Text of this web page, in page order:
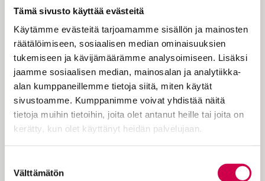
Tämä sivusto käyttää evästeitä
Käytämme evästeitä tarjoamamme sisällön ja mainosten
räätälöimiseen, sosiaalisen median ominaisuuksien
tukemiseen ja kävijämäärämme analysoimiseen. Lisäksi
jaamme sosiaalisen median, mainosalan ja analytiikka-
alan kumppaneillemme tietoja siitä, miten käytät
sivustoamme. Kumppanimme voivat yhdistää näitä
tietoja muihin tietoihin, joita olet antanut heille tai joita on
kerätty, kun olet käyttänyt heidän palvelujaan.
valinta
Välttämätön
minulla se kesti puolitoista vuotta.
Jatkuva taistelu hyväksynnästä
Paineita nuorille tuottavat myös
yksinäisyys ja ulkopuolisuus sekä jatkuvan
suorittamisen ja kiireen tunne.
– Koen, kuten moni ystävänikin, että
täytyisi taistella, jotta tulisi nähdyksi,
kuulluksi ja hyväksytyksi ihmisenä ja
olemassaolonsa oikeutuksen, Aku